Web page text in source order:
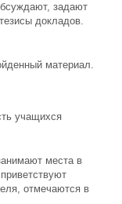
задают
докладов.
материал.
учащихся
места в
отмечаются в